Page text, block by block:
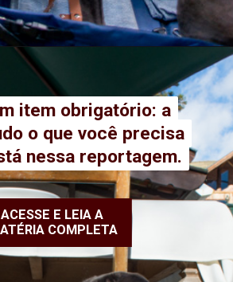
item obrigatório: a
o que você precisa
nessa reportagem.
item obrigatório: a
o que você precisa
nessa reportagem.
ACESSE E LEIA A
COMPLETA